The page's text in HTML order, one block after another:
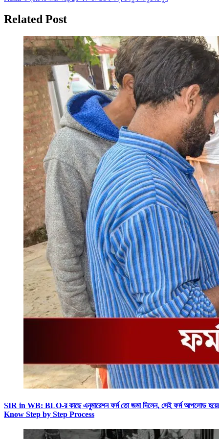
navigation
Related Post
SIR in WB: BLO-র কাছে এনুমারেশন ফর্ম তো জমা দিলেন, সেই ফর্ম
Know Step by Step Process